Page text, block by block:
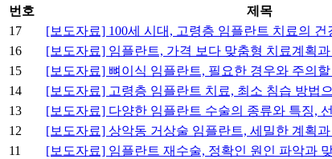
번호 제목
17
[보도자료] 100세 시대, 고령층 임플란트 치료의
16
[보도자료] 임플란트, 가격 보다 맞춤형 치료계획
15
[보도자료] 뼈이식 임플란트, 필요한 경우와 주의할
14
[보도자료] 고령층 임플란트 치료, 최소 침습 방법
13
[보도자료] 다양한 임플란트 수술의 종류와 특징,
12
[보도자료] 상악동 거상술 임플란트, 세밀한 계획
11
[보도자료] 임플란트 재수술, 정확인 원인 파악과